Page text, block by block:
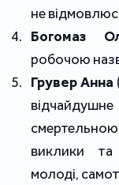
не
Богомаз
робочою
Грувер Анна
виклики та
молоді,